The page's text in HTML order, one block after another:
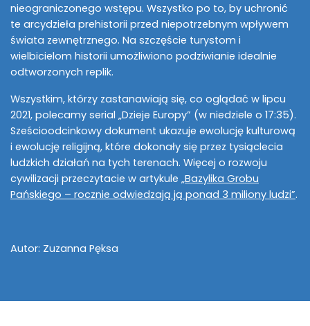
nieograniczonego wstępu. Wszystko po to, by uchronić
te arcydzieła prehistorii przed niepotrzebnym wpływem
świata zewnętrznego. Na szczęście turystom i
wielbicielom historii umożliwiono podziwianie idealnie
odtworzonych replik.
Wszystkim, którzy zastanawiają się, co oglądać w lipcu
2021, polecamy serial „Dzieje Europy” (w niedziele o 17:35).
Sześcioodcinkowy dokument ukazuje ewolucję kulturową
i ewolucję religijną, które dokonały się przez tysiąclecia
ludzkich działań na tych terenach. Więcej o rozwoju
cywilizacji przeczytacie w artykule „Bazylika Grobu
Pańskiego – rocznie odwiedzają ją ponad 3 miliony ludzi”.
Autor: Zuzanna Pęksa